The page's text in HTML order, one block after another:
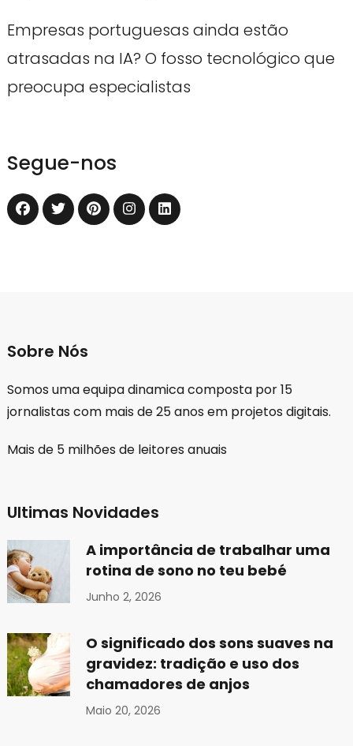
Empresas portuguesas ainda estão
atrasadas na IA? O fosso tecnológico que
preocupa especialistas
Segue-nos
Sobre Nós
Somos uma equipa dinamica composta por 15
jornalistas com mais de 25 anos em projetos digitais.
Mais de 5 milhões de leitores anuais
Ultimas Novidades
A importância de trabalhar uma
rotina de sono no teu bebé
Junho 2, 2026
O significado dos sons suaves na
gravidez: tradição e uso dos
chamadores de anjos
Maio 20, 2026